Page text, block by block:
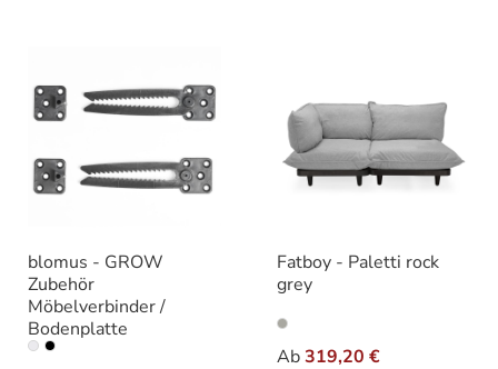
blomus - GROW
Zubehör
Möbelverbinder /
Bodenplatte
Varianten
Fatboy - Paletti rock
grey
Ab319,20 €
Varianten